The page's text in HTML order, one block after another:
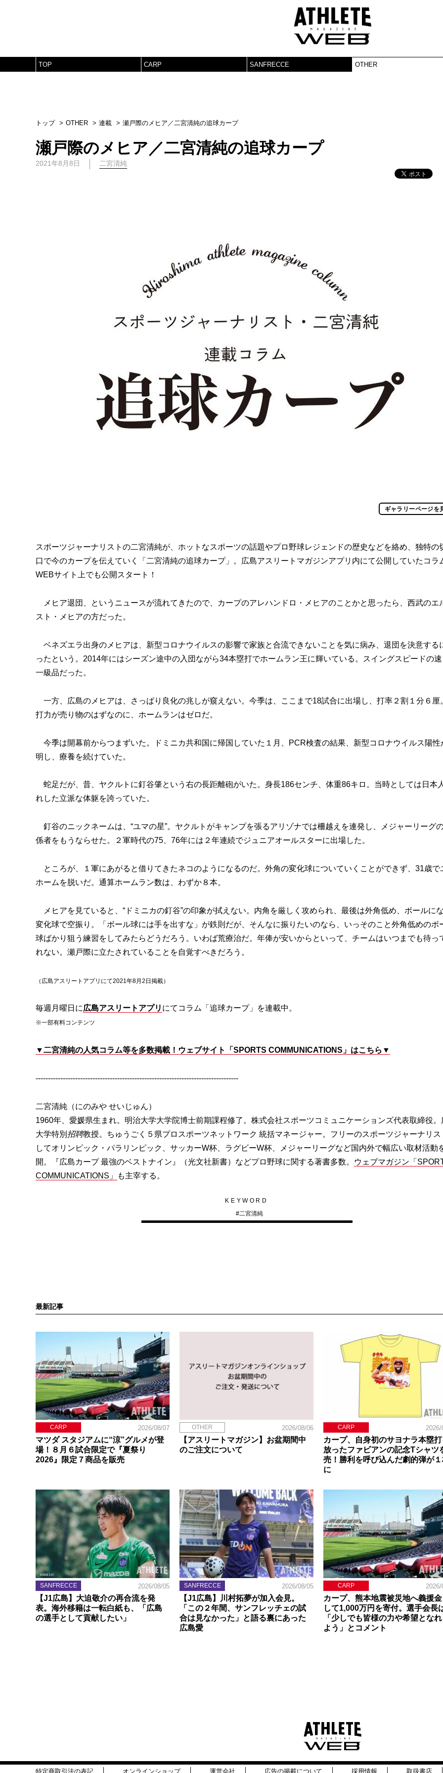
TOP CARP SANFRECCE OTHER
トップ OTHER 連載 瀬戸際のメヒア／二宮清純の追球カープ
瀬戸際のメヒア／二宮清純の追球カープ
2021年8月8日 二宮清純
ギャラリーページを
スポーツジャーナリストの二宮清純が、ホットなスポーツの話題やプロ野球レジェンドの歴史などを絡め、独特の
口で今のカープを伝えていく「二宮清純の追球カープ」。広島アスリートマガジンアプリ内にて公開していたコラ
WEBサイト上でも公開スタート！
メヒア退団、というニュースが流れてきたので、カープのアレハンドロ・メヒアのことかと思ったら、西武のエ
スト・メヒアの方だった。
ベネズエラ出身のメヒアは、新型コロナウイルスの影響で家族と合流できないことを気に病み、退団を決意する
ったという。2014年にはシーズン途中の入団ながら34本塁打でホームラン王に輝いている。スイングスピードの
一級品だった。
一方、広島のメヒアは、さっぱり良化の兆しが窺えない。今季は、ここまで18試合に出場し、打率２割１分６厘
打力が売り物のはずなのに、ホームランはゼロだ。
今季は開幕前からつまずいた。ドミニカ共和国に帰国していた１月、PCR検査の結果、新型コロナウイルス陽性
明し、療養を続けていた。
蛇足だが、昔、ヤクルトに釘谷肇という右の長距離砲がいた。身長186センチ、体重86キロ。当時としては日本
れした立派な体躯を誇っていた。
釘谷のニックネームは、“ユマの星”。ヤクルトがキャンプを張るアリゾナでは柵越えを連発し、メジャーリーグ
係者をもうならせた。２軍時代の75、76年には２年連続でジュニアオールスターに出場した。
ところが、１軍にあがると借りてきたネコのようになるのだ。外角の変化球についていくことができず、31歳で
ホームを脱いだ。通算ホームラン数は、わずか８本。
メヒアを見ていると、“ドミニカの釘谷”の印象が拭えない。内角を厳しく攻められ、最後は外角低め、ボールに
変化球で空振り。「ボール球には手を出すな」が鉄則だが、そんなに振りたいのなら、いっそのこと外角低めのボ
球ばかり狙う練習をしてみたらどうだろう。いわば荒療治だ。年俸が安いからといって、チームはいつまでも待っ
れない。瀬戸際に立たされていることを自覚すべきだろう。
（広島アスリートアプリにて2021年8月2日掲載）
毎週月曜日に広島アスリートアプリ にてコラム「追球カープ」を連載中。
※一部有料コンテンツ
▼二宮清純の人気コラム等を多数掲載！ウェブサイト「SPORTS COMMUNICATIONS」はこちら▼
----------------------------------------------------------------------------------
二宮清純（にのみや せいじゅん）
1960年、愛媛県生まれ。明治大学大学院博士前期課程修了。株式会社スポーツコミュニケーションズ代表取締役。
大学特別 招聘教授。ちゅうごく５県プロスポーツネットワーク 統括マネージャー。フリーのスポーツジャーナリス
してオリンピック・パラリンピック、サッカーW杯、ラグビーW杯、メジャーリーグなど国内外で幅広い取材活動
開。『広島カープ 最強のベストナイン』（光文社新書）などプロ野球に関する著書多数。
ウェブマガジン「
COMMUNICATIONS」
も主宰する。
KEYWORD
#二宮清純
最新記事
CARP 2026/08/07
マツダ スタジアムに“涼”グルメが登
場！８月６試合限定で『夏祭り
2026』限定７商品を販売
OTHER 2026/08/06
【アスリートマガジン】お盆期間中
のご注文について
CARP 2026/
カープ、自身初のサヨナラ本塁
放ったファビアンの記念Tシャツ
売！勝利を呼び込んだ劇的弾が
に
SANFRECCE 2026/08/05
【J1広島】大迫敬介の再合流を発
表。海外移籍は一転白紙も、「広島
の選手として貢献したい」
SANFRECCE 2026/08/05
【J1広島】川村拓夢が加入会見。
「この２年間、サンフレッチェの試
合は見なかった」と語る裏にあった
広島愛
CARP 2026/
カープ、熊本地震被災地へ義援金
して1,000万円を寄付。選手会長
「少しでも皆様の力や希望とな
よう」とコメント
特定商取引法の表記 オンラインショップ 運営会社 広告の掲載について 採用情報 取扱書店